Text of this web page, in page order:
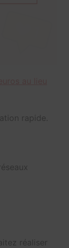
rapide.
réaliser